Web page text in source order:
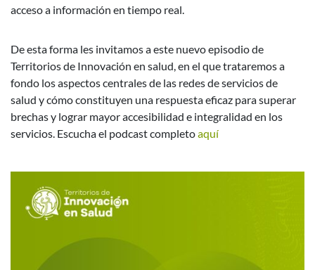
acceso a información en tiempo real.
De esta forma les invitamos a este nuevo episodio de
Territorios de Innovación en salud, en el que trataremos a
fondo los aspectos centrales de las redes de servicios de
salud y cómo constituyen una respuesta eficaz para superar
brechas y lograr mayor accesibilidad e integralidad en los
servicios. Escucha el podcast completoaquí